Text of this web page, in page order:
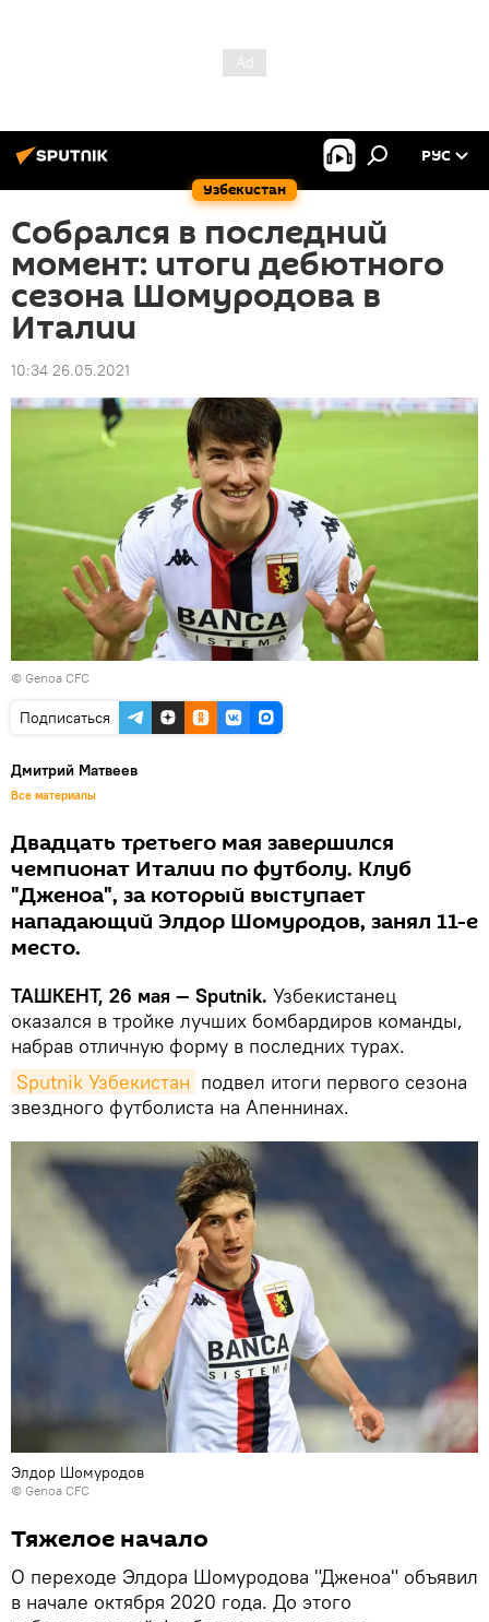
Узбекистан
РУС
Собрался в последний
момент: итоги дебютного
сезона Шомуродова в
Италии
10:34 26.05.2021
© Genoa CFC
Подписаться
Дмитрий Матвеев
Все материалы
Двадцать третьего мая завершился
чемпионат Италии по футболу. Клуб
"Дженоа", за который выступает
нападающий Элдор Шомуродов, занял 11-е
место.
ТАШКЕНТ, 26 мая — Sputnik. Узбекистанец
оказался в тройке лучших бомбардиров команды,
набрав отличную форму в последних турах.
Sputnik Узбекистан подвел итоги первого сезона
звездного футболиста на Апеннинах.
Элдор Шомуродов
© Genoa CFC
Тяжелое начало
О переходе Элдора Шомуродова "Дженоа" объявил
в начале октября 2020 года. До этого